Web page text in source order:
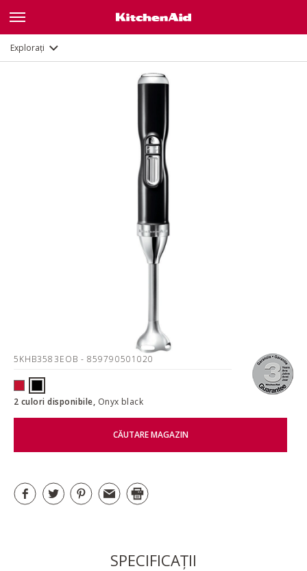
Explorați
5KHB3583EOB - 859790501020
2 culori disponibile, Onyx black
CĂUTARE MAGAZIN
SPECIFICAȚII